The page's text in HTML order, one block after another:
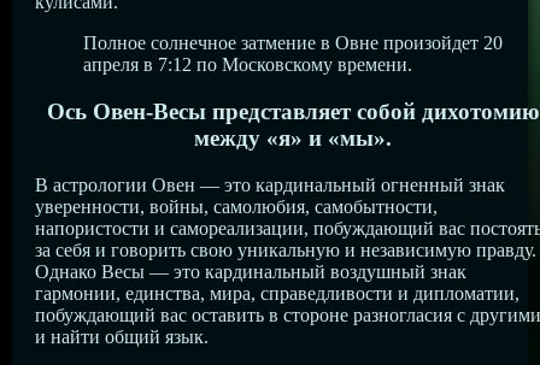
Полное солнечное затмение в Овне произойдет 20
апреля в 7:12 по Московскому времени.
Ось Овен-Весы представляет собой дихотомию
между «я» и «мы».
В астрологии Овен — это кардинальный огненный знак
уверенности, войны, самолюбия, самобытности,
напористости и самореализации, побуждающий вас
за себя и говорить свою уникальную и независимую правду.
Однако Весы — это кардинальный воздушный знак
гармонии, единства, мира, справедливости и дипломатии,
побуждающий вас оставить в стороне разногласия с другими
и найти общий язык.